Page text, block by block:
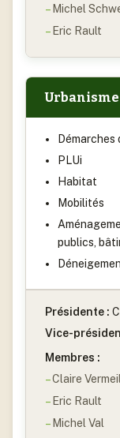
Michel
Eric Rault
Urbanisme
PLUi
Habitat
Mobilités
publics,
Présidente :
Vice-
Membres :
Claire Vermeil
Eric Rault
Michel Val